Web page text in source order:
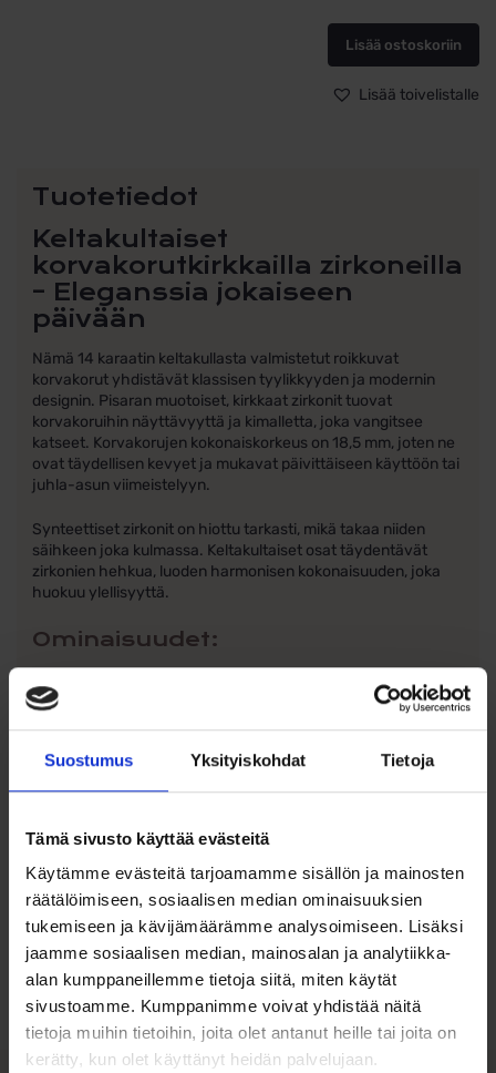
Suostumus Yksityiskohdat Tietoja
Tämä sivusto käyttää evästeitä
Käytämme evästeitä tarjoamamme sisällön ja mainosten
räätälöimiseen, sosiaalisen median ominaisuuksien
tukemiseen ja kävijämäärämme analysoimiseen. Lisäksi
jaamme sosiaalisen median, mainosalan ja analytiikka-
alan kumppaneillemme tietoja siitä, miten käytät
sivustoamme. Kumppanimme voivat yhdistää näitä
tietoja muihin tietoihin, joita olet antanut heille tai joita on
kerätty, kun olet käyttänyt heidän palvelujaan.
Lisää ostoskoriin
Lisää toivelistalle
Tuotetiedot
Keltakultaiset
korvakorutkirkkailla zirkoneilla
– Eleganssia jokaiseen
päivään
Nämä 14 karaatin keltakullasta valmistetut roikkuvat
korvakorut yhdistävät klassisen tyylikkyyden ja modernin
designin. Pisaran muotoiset, kirkkaat zirkonit tuovat
korvakoruihin näyttävyyttä ja kimalletta, joka vangitsee
katseet. Korvakorujen kokonaiskorkeus on 18,5 mm, joten ne
ovat täydellisen kevyet ja mukavat päivittäiseen käyttöön tai
juhla-asun viimeistelyyn.
Synteettiset zirkonit on hiottu tarkasti, mikä takaa niiden
säihkeen joka kulmassa. Keltakultaiset osat täydentävät
zirkonien hehkua, luoden harmonisen kokonaisuuden, joka
huokuu ylellisyyttä.
Ominaisuudet:
Kokonaiskorkeus:18,5 mm
Ohjeita sormuksen tai korun
koon valintaan
Tutustu ohjeisiin